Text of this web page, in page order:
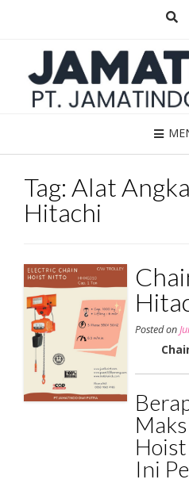
Tag: Alat
Hitachi
Posted on
Ini